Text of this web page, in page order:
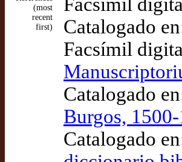
(most
recent
first)
Catalogado
Facsímil
Catalogado
Burgos, 1500-
Catalogado